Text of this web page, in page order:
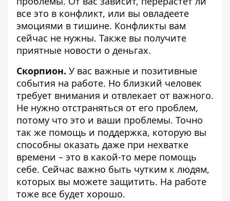
все это в конфликт, или вы овладеете
эмоциями в тишине. Конфликты вам
сейчас не нужны. Также вы получите
приятные новости о деньгах.
Скорпион. У вас важные и позитивные
события на работе. Но близкий человек
требует внимания и отвлекает от важного.
Не нужно отстраняться от его проблем,
потому что это и ваши проблемы. Точно
так же помощь и поддержка, которую вы
способны оказать даже при нехватке
времени – это в какой-то мере помощь
себе. Сейчас важно быть чутким к людям,
которых вы можете защитить. На работе
тоже все будет хорошо.